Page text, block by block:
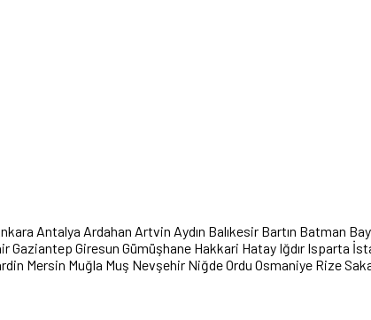
AntalyaArdahan Artvin Aydın Balıkesir Bartın Batman
Gaziantep Giresun Gümüşhane Hakkari Hatay Iğdır Isparta
Mersin Muğla Muş Nevşehir Niğde Ordu Osmaniye Rize